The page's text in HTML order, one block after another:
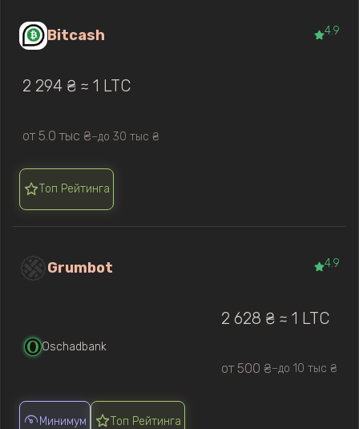
Bitcash 4.9
2 294 ₴ ≈ 1 LTC
от 5.0 тыс ₴—до 30 тыс ₴
Топ Рейтинга
Grumbot 4.9
Oschadbank
2 628 ₴ ≈ 1 LTC
от 500 ₴—до 10 тыс ₴
Минимум Топ Рейтинга